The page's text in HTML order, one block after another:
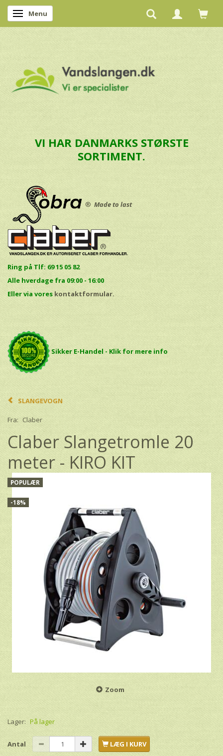
Skifte navigation
Menu
VI HAR DANMARKS STØRSTE
SORTIMENT.
® Made to last
Ring på Tlf: 69 15 05 82
Alle hverdage fra 09:00 - 16:00
Eller via vores kontaktformular.
Sikker E-Handel - Klik for mere info
SLANGEVOGN
Fra: Claber
Claber Slangetromle 20
meter - KIRO KIT
POPULÆR
-18%
Zoom
Lager: På lager
Antal LÆG I KURV